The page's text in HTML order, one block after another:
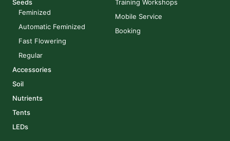
Seeds
Feminized
Automatic Feminized
Fast Flowering
Regular
Accessories
Soil
Nutrients
Tents
LEDs
Training Workshops
Mobile Service
Booking